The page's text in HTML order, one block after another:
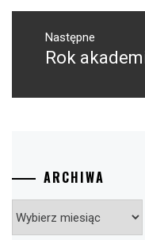
Następne
Następny
Rok
ARCHIWA